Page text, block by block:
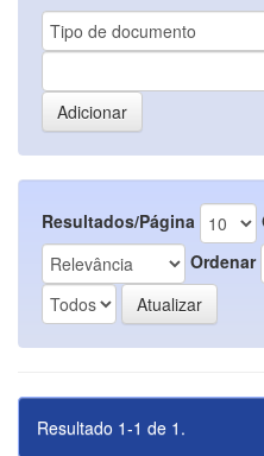
Resultados/Página
Ordenar
Resultado 1-1 de 1.